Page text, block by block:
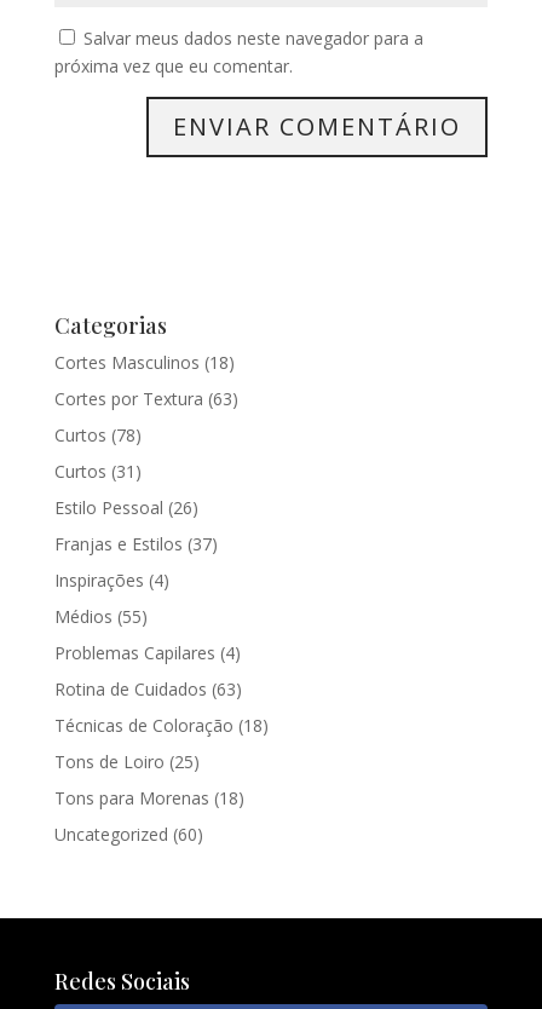
Salvar meus dados neste navegador para a
próxima vez que eu comentar.
Categorias
Cortes Masculinos (18)
Cortes por Textura (63)
Curtos (78)
Curtos (31)
Estilo Pessoal (26)
Franjas e Estilos (37)
Inspirações (4)
Médios (55)
Problemas Capilares (4)
Rotina de Cuidados (63)
Técnicas de Coloração (18)
Tons de Loiro (25)
Tons para Morenas (18)
Uncategorized (60)
Redes Sociais